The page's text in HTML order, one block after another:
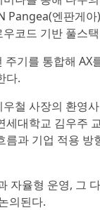
Pangea(엔판게
코드 기반 풀스
주기를 통합해
다.
철 사장의 환영
세대학교 김우주
름과 기업 적용
자율형 운영, 그
의된다.